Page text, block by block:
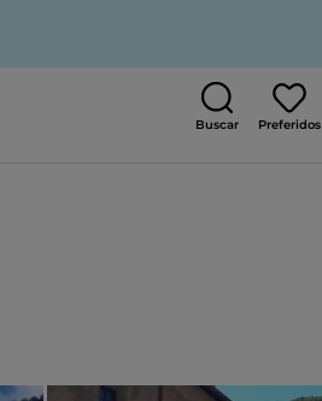
Buscar Preferidos